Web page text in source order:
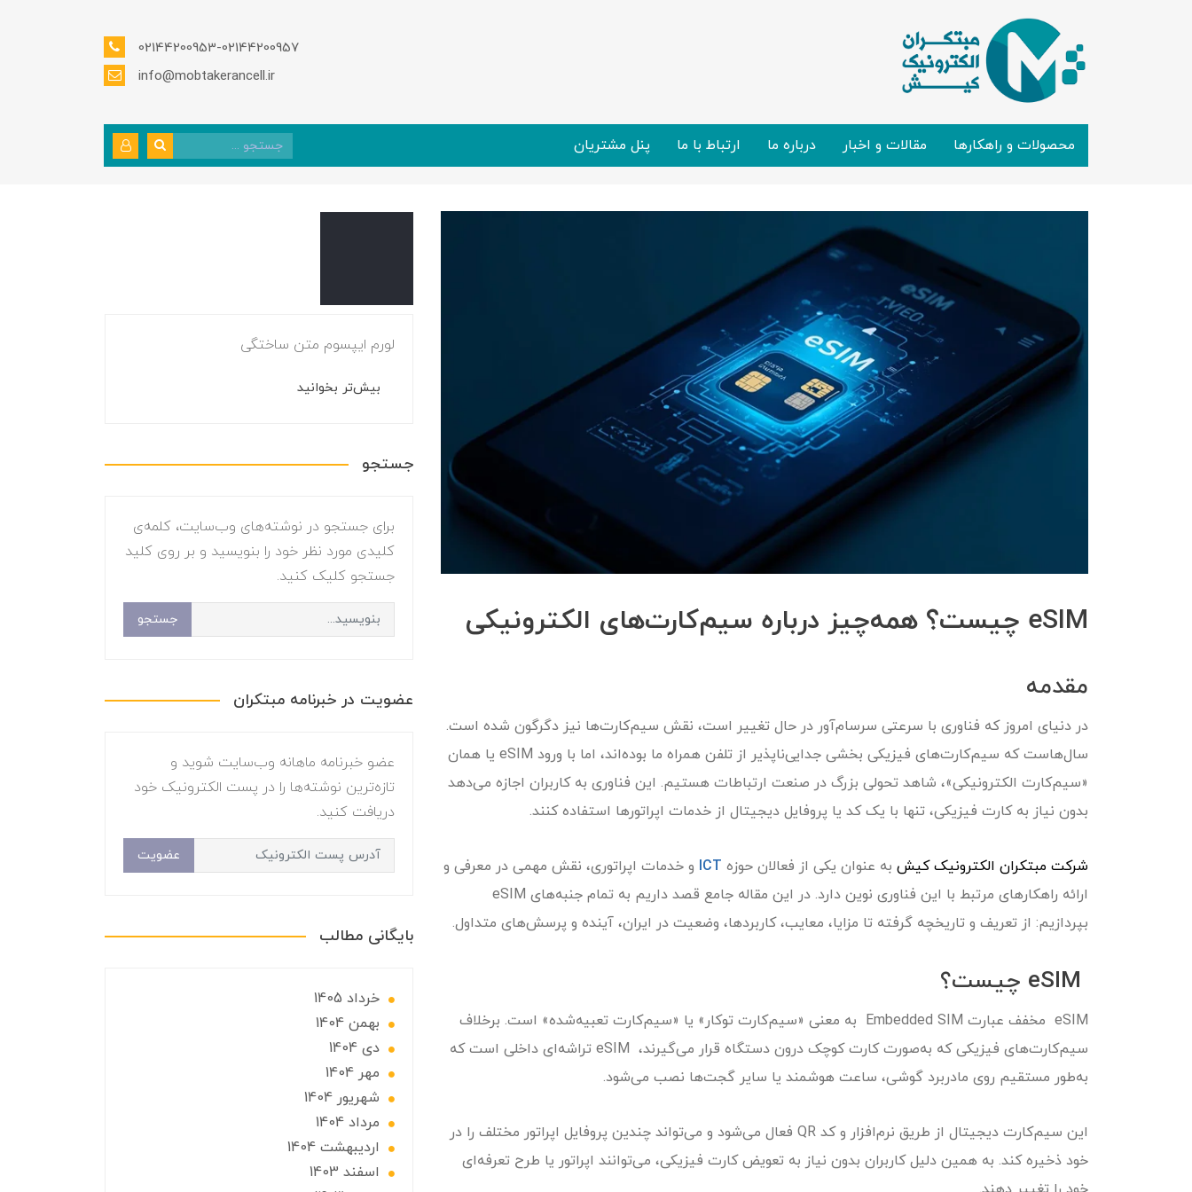
02144200953-02144200957
info@mobtakerancell.ir
محصولات و راهکارها مقالات و اخبار درباره ما ارتباط با ما پنل مشتریان
eSIM چیست؟ همه‌چیز درباره سیم‌کارت‌های الکترونیکی
مقدمه
در دنیای امروز که فناوری با سرعتی سرسام‌آور در حال تغییر است، نقش سیم‌کارت‌ها نیز دگرگون شده است.
سال‌هاست که سیم‌کارت‌های فیزیکی بخشی جدایی‌ناپذیر از تلفن همراه ما بوده‌اند، اما با ورود eSIM یا همان
«سیم‌کارت الکترونیکی»، شاهد تحولی بزرگ در صنعت ارتباطات هستیم. این فناوری به کاربران اجازه می‌دهد
بدون نیاز به کارت فیزیکی، تنها با یک کد یا پروفایل دیجیتال از خدمات اپراتورها استفاده کنند.
شرکت مبتکران الکترونیک کیش به عنوان یکی از فعالان حوزه ICT و خدمات اپراتوری، نقش مهمی در معرفی و
ارائه راهکارهای مرتبط با این فناوری نوین دارد. در این مقاله جامع قصد داریم به تمام جنبه‌های eSIM
بپردازیم: از تعریف و تاریخچه گرفته تا مزایا، معایب، کاربردها، وضعیت در ایران، آینده و پرسش‌های متداول.
eSIM مخفف عبارت Embedded SIM به معنی «سیم‌کارت توکار» یا «سیم‌کارت تعبیه‌شده» است. برخلاف
سیم‌کارت‌های فیزیکی که به‌صورت کارت کوچک درون دستگاه قرار می‌گیرند، eSIM تراشه‌ای داخلی است که
به‌طور مستقیم روی مادربرد گوشی، ساعت هوشمند یا سایر گجت‌ها نصب می‌شود.
این سیم‌کارت دیجیتال از طریق نرم‌افزار و کد QR فعال می‌شود و می‌تواند چندین پروفایل اپراتور مختلف را در
خود ذخیره کند. به همین دلیل کاربران بدون نیاز به تعویض کارت فیزیکی، می‌توانند اپراتور یا طرح تعرفه‌ای
لورم ایپسوم متن ساختگی
بیش‌تر بخوانید
جستجو
برای جستجو در نوشته‌های وب‌سایت، کلمه‌ی
کلیدی مورد نظر خود را بنویسید و بر روی کلید
جستجو کلیک کنید.
جستجو
عضویت در خبرنامه مبتکران
عضو خبرنامه ماهانه وب‌سایت شوید و
تازه‌ترین نوشته‌ها را در پست الکترونیک خود
دریافت کنید.
عضویت
بایگانی مطالب
خرداد 1405
بهمن 1404
دی 1404
مهر 1404
شهریور 1404
مرداد 1404
ارديبهشت 1404
اسفند 1403